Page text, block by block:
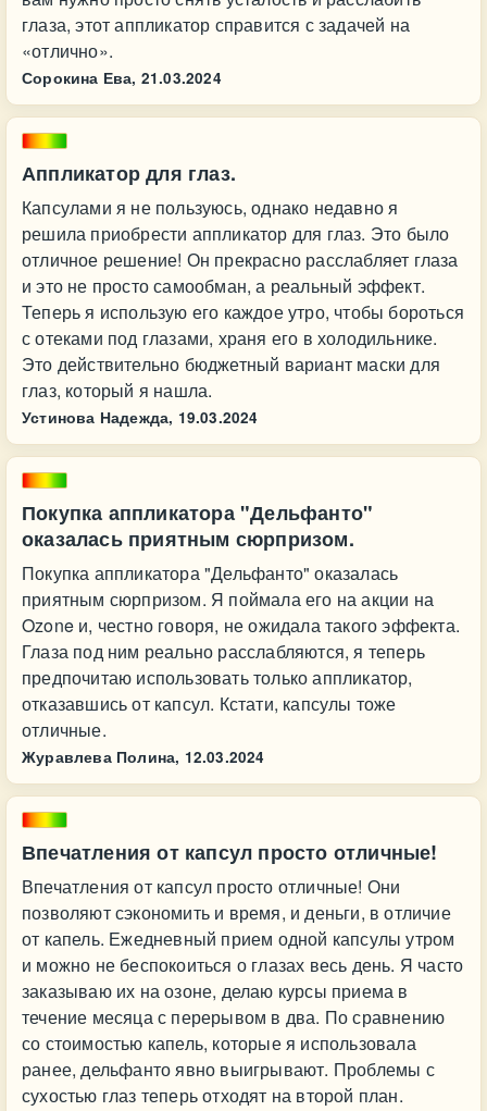
глаза, этот аппликатор справится с задачей на
«отлично».
Сорокина Ева, 21.03.2024
Аппликатор для глаз.
Капсулами я не пользуюсь, однако недавно я
решила приобрести аппликатор для глаз. Это было
отличное решение! Он прекрасно расслабляет глаза
и это не просто самообман, а реальный эффект.
Теперь я использую его каждое утро, чтобы бороться
с отеками под глазами, храня его в холодильнике.
Это действительно бюджетный вариант маски для
глаз, который я нашла.
Устинова Надежда, 19.03.2024
Покупка аппликатора "Дельфанто"
оказалась приятным сюрпризом.
Покупка аппликатора "Дельфанто" оказалась
приятным сюрпризом. Я поймала его на акции на
Ozone и, честно говоря, не ожидала такого эффекта.
Глаза под ним реально расслабляются, я теперь
предпочитаю использовать только аппликатор,
отказавшись от капсул. Кстати, капсулы тоже
отличные.
Журавлева Полина, 12.03.2024
Впечатления от капсул просто отличные!
Впечатления от капсул просто отличные! Они
позволяют сэкономить и время, и деньги, в отличие
от капель. Ежедневный прием одной капсулы утром
и можно не беспокоиться о глазах весь день. Я часто
заказываю их на озоне, делаю курсы приема в
течение месяца с перерывом в два. По сравнению
со стоимостью капель, которые я использовала
ранее, дельфанто явно выигрывают. Проблемы с
сухостью глаз теперь отходят на второй план.